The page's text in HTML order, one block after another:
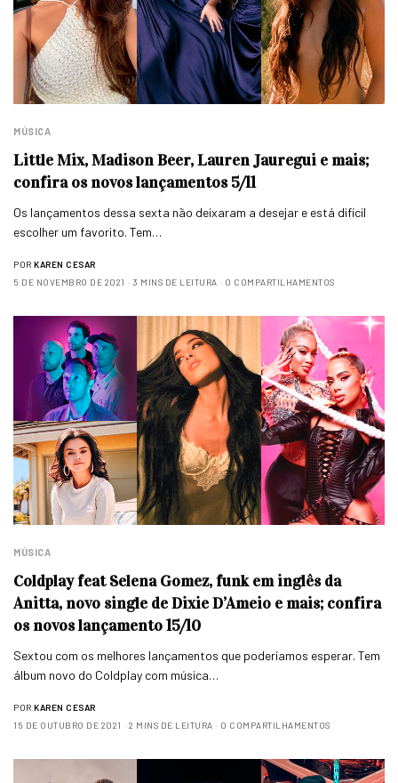
MÚSICA
Little Mix, Madison Beer, Lauren Jauregui e mais;
confira os novos lançamentos 5/11
Os lançamentos dessa sexta não deixaram a desejar e está difícil
escolher um favorito. Tem…
POR KAREN CESAR
5 DE NOVEMBRO DE 2021
3 MINS DE LEITURA 0 COMPARTILHAMENTOS
MÚSICA
Coldplay feat Selena Gomez, funk em inglês da
Anitta, novo single de Dixie D’Ameio e mais; confira
os novos lançamento 15/10
Sextou com os melhores lançamentos que poderíamos esperar. Tem
álbum novo do Coldplay com música…
POR KAREN CESAR
15 DE OUTUBRO DE 2021
2 MINS DE LEITURA 0 COMPARTILHAMENTOS